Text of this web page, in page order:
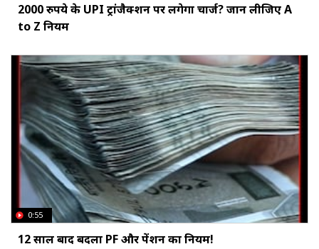
2000 रुपये के UPI ट्रांजैक्शन पर लगेगा चार्ज? जान लीजिए A
to Z नियम
0:55
12 साल बाद बदला PF और पेंशन का नियम!